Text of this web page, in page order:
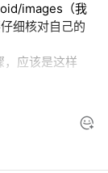
images（我
细核对自己的
应该是这样
（酷安下），
更新）
个压缩文
设备里，参考
设备进行，文件